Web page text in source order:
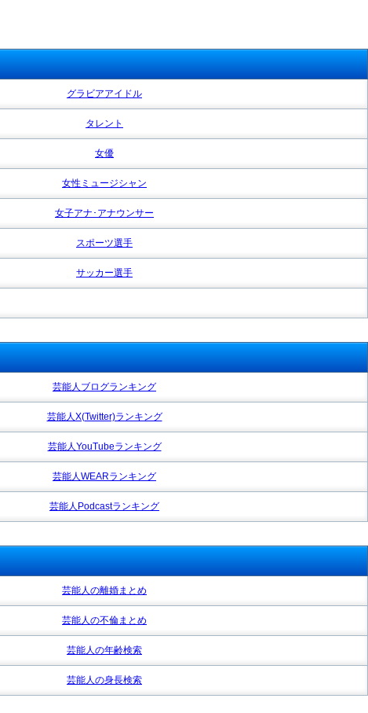
グラビアアイドル
タレント
女優
女性ミュージシャン
女子アナ･アナウンサー
スポーツ選手
サッカー選手
芸能人ブログランキング
芸能人X(Twitter)ランキング
芸能人YouTubeランキング
芸能人WEARランキング
芸能人Podcastランキング
芸能人の離婚まとめ
芸能人の不倫まとめ
芸能人の年齢検索
芸能人の身長検索